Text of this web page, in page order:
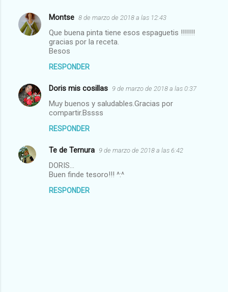
C
t
o
s
Montse 8 de marzo de 2018 a las 12:43
Que buena pinta tiene esos espaguetis !!!!!!!
gracias por la receta.
Besos
RESPONDER
Doris mis cosillas 9 de marzo de 2018 a las 0:37
Muy buenos y saludables.Gracias por
compartir.Bssss
RESPONDER
Te de Ternura 9 de marzo de 2018 a las 6:42
DORIS...
Buen finde tesoro!!! ^:^
RESPONDER